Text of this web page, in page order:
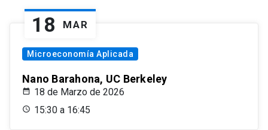
18 MAR
Microeconomía Aplicada
Nano Barahona, UC Berkeley
18 de Marzo de 2026
15:30 a 16:45